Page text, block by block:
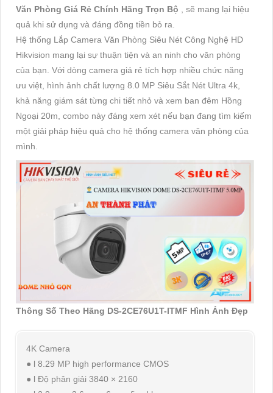
Văn Phòng Giá Rẻ Chính Hãng Trọn Bộ
, sẽ mang lại hiệu
quả khi sử dụng và đáng đồng tiền bỏ ra.
Hệ thống Lắp Camera Văn Phòng Siêu Nét Công Nghệ HD
Hikvision mang lại sự thuận tiện và an ninh cho văn phòng
của bạn. Với dòng camera giá rẻ tích hợp nhiều chức năng
ưu việt, hình ảnh chất lượng 8.0 MP Siêu Sắt Nét Ultra 4k,
khả năng giám sát từng chi tiết nhỏ và xem ban đêm Hồng
Ngoại 20m, combo này đáng xem xét nếu bạn đang tìm kiếm
một giải pháp hiệu quả cho hệ thống camera văn phòng của
mình.
Thông Số Theo Hãng DS-2CE76U1T-ITMF Hình Ảnh Đẹp
4K Camera
● l 8.29 MP high performance CMOS
● l Độ phân giải 3840 × 2160